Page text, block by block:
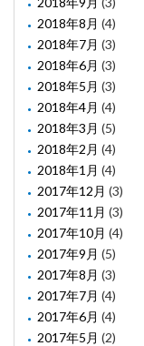
2018年8月 (4)
2018年7月 (3)
2018年6月 (3)
2018年5月 (3)
2018年4月 (4)
2018年3月 (5)
2018年2月 (4)
2018年1月 (4)
2017年12月 (3)
2017年11月 (3)
2017年10月 (4)
2017年9月 (5)
2017年8月 (3)
2017年7月 (4)
2017年6月 (4)
2017年5月 (2)